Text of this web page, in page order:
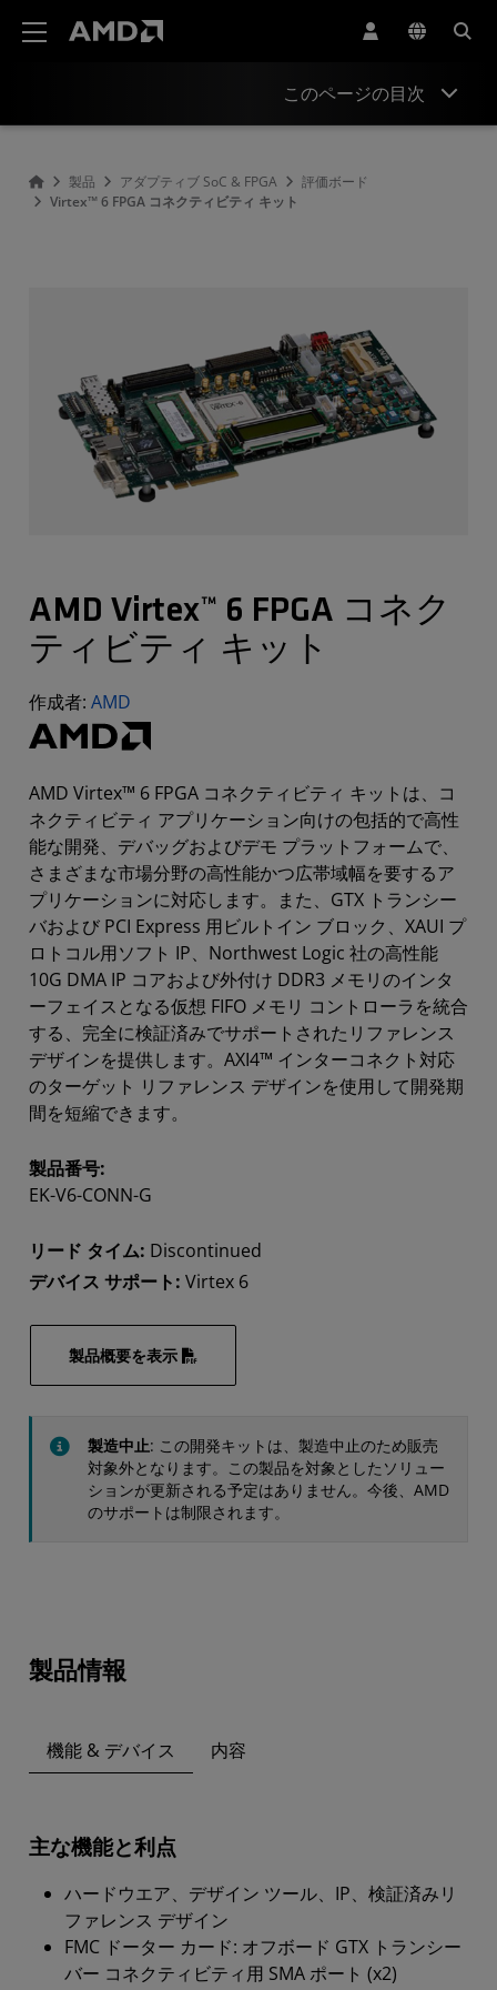
このページの目次
製品 アダプティブ SoC & FPGA
評価ボード
Virtex™ 6 FPGA コネクティビティ キット
AMD Virtex™ 6 FPGA コネク
ティビティ キット
作成者: AMD
AMD Virtex™ 6 FPGA コネクティビティ キットは、コ
ネクティビティ アプリケーション向けの包括的で高性
能な開発、デバッグおよびデモ プラットフォームで、
さまざまな市場分野の高性能かつ広帯域幅を要するア
プリケーションに対応します。また、GTX トランシー
バおよび PCI Express 用ビルトイン ブロック、XAUI プ
ロトコル用ソフト IP、Northwest Logic 社の高性能
10G DMA IP コアおよび外付け DDR3 メモリのインタ
ーフェイスとなる仮想 FIFO メモリ コントローラを統合
する、完全に検証済みでサポートされたリファレンス
デザインを提供します。AXI4™ インターコネクト対応
のターゲット リファレンス デザインを使用して開発期
間を短縮できます。
製品番号:
EK-V6-CONN-G
リード タイム: Discontinued
デバイス サポート: Virtex 6
製品概要を表示
製造中止: この開発キットは、製造中止のため販売
対象外となります。この製品を対象としたソリュー
ションが更新される予定はありません。今後、AMD
のサポートは制限されます。
製品情報
機能 & デバイス 内容
主な機能と利点
ハードウエア、デザイン ツール、IP、検証済みリ
ファレンス デザイン
FMC ドーター カード: オフボード GTX トランシー
バー コネクティビティ用 SMA ポート (x2)